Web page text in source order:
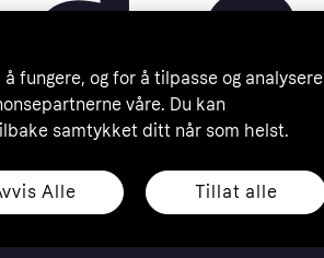
fungere, og for å tilpasse og analysere
våre. Du kan
samtykket ditt når som helst.
Alle Tillat alle